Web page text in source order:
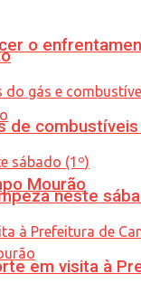
o
Mourão
de
neste
em visita à